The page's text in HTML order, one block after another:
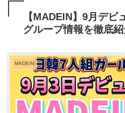
【MADEIN】9月デビ
グループ情報を徹底紹
MADEIN